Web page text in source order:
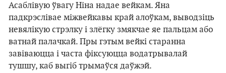
Асаблівую ўвагу Ніна надае вейкам. Яна
падкрэслівае міжвейкавы край алоўкам, выводзіць
невялікую стрэлку і злёгку змякчае яе пальцам або
ватнай палачкай. Пры гэтым вейкі старанна
завіваюцца і часта фіксуюцца водатрывалай
тушшу, каб выгіб трымаўся даўжэй.